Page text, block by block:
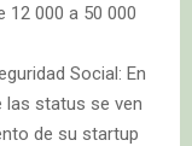
12 000 a 50 000
Social: En
status se ven
de su startup